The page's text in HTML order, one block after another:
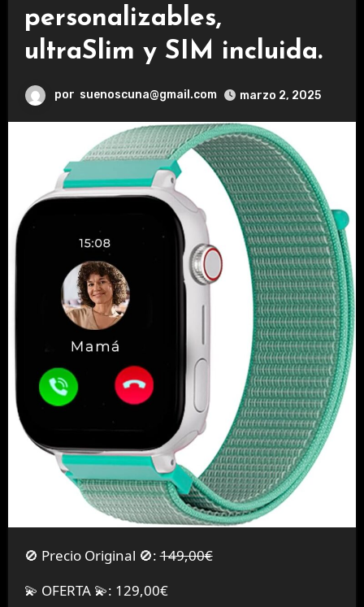
personalizables,
ultraSlim y SIM incluida.
por suenoscuna@gmail.com marzo 2, 2025
🚫 Precio Original 🚫:149,00€
💫 OFERTA 💫: 129,00€